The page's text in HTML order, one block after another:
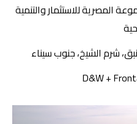
المصرية للاستثمار والتنمية
شرم الشيخ، جنوب سيناء
D&W +